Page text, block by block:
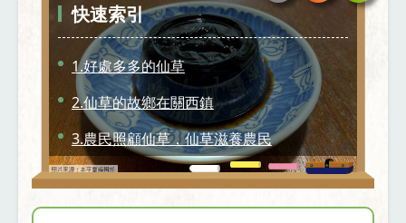
快速索引
1.好處多多的仙草
2.仙草的故鄉在關西鎮
3.農民照顧仙草，仙草滋養農民
4.從野草到珍貴之草
5.仙草田裡原來長這樣